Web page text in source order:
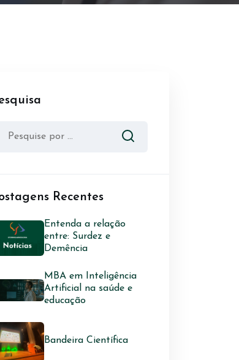
Recentes
Entenda a relação
entre: Surdez e
Demência
MBA em Inteligência
Artificial na saúde e
educação
Bandeira Científica